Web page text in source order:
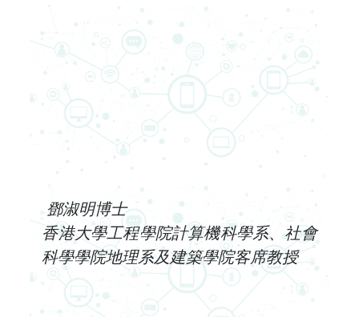
鄧淑明博士
香港大學工程學院計算機科學系、社會
科學學院地理系及建築學院客席教授